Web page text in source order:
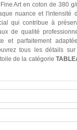
Art en coton de 380 g/
nuance et l'intensité
qui contribue à
de qualité
et parfaitement
tous les détails
de la catégorie